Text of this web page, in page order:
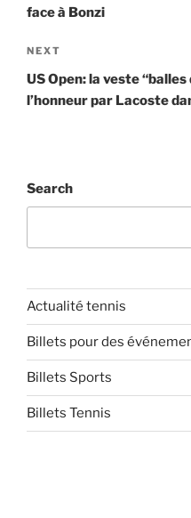
face à Bonzi
Next
Post
NEXT
US Open: la veste
l’honneur par Lacoste
Search
Actualité tennis
Billets pour des
Billets Sports
Billets Tennis